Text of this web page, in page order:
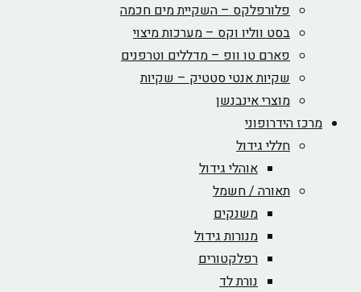
פלורפלקס – השקיית מים חכמה
בסט ווליו וקס – מערכות מיצוי
פארם טו וופ – מדללים וטרפנים
שקיות אנטי סטטיק – שקיות
מוצרי אינבנשן
מרכז הידרופוני
חללי גידול
אוהלי גידול
תאורה / חשמל
משנקים
מנורות גידול
רפלקטורים
נורת לד